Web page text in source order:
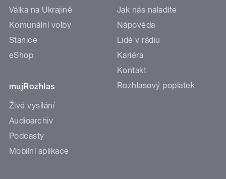
Válka na Ukrajině
Komunální volby
Stanice
eShop
mujRozhlas
Živé vysílání
Audioarchiv
Podcasty
Mobilní aplikace
Jak nás naladíte
Nápověda
Lidé v rádiu
Kariéra
Kontakt
Rozhlasový poplatek